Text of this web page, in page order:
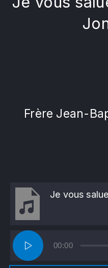
Frère Jean-
Lecteur
audio
00:00